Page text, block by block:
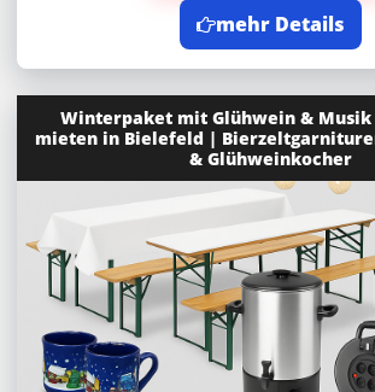
mehr Details
Winterpaket mit Glühwein & Musik
mieten in Bielefeld |
& Glühweinkocher